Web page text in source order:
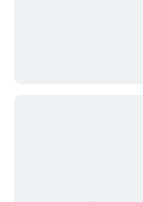
Actifs du